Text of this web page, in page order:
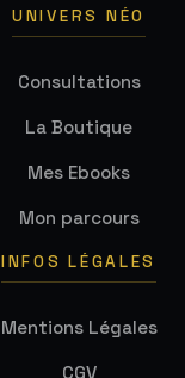
UNIVERS NÉO
Consultations
La Boutique
Mes Ebooks
Mon parcours
INFOS LÉGALES
Mentions Légales
CGV